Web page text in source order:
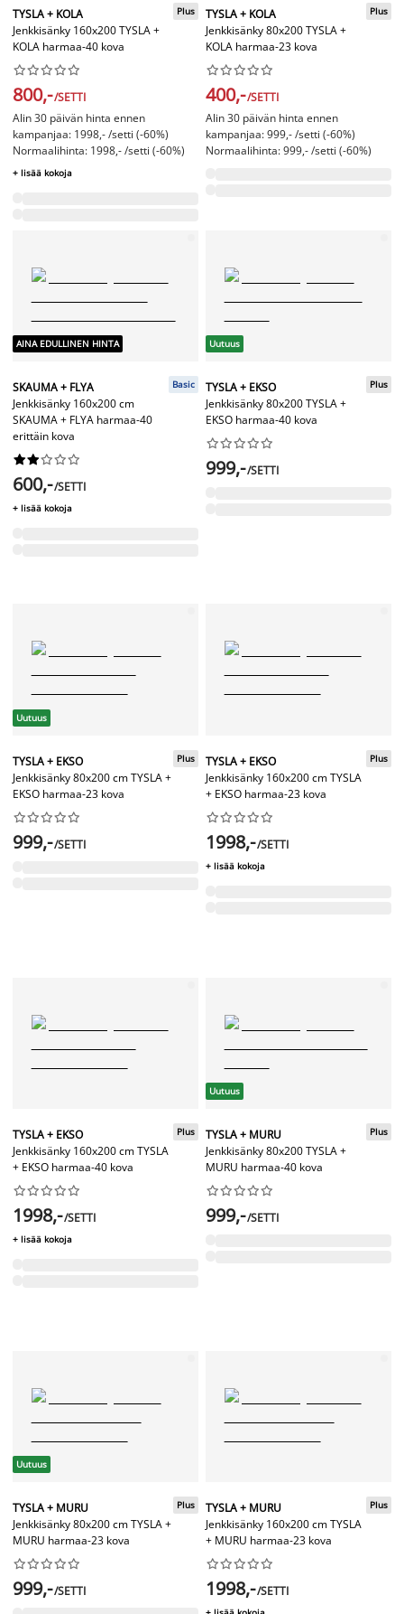
TYSLA + KOLA
Jenkkisänky 160x200 TYSLA +
KOLA harmaa-40 kova
Plus






800,-/SETTI
Alin 30 päivän hinta ennen
kampanjaa: 1998,- /setti (-60%)
Normaalihinta: 1998,- /setti (-60%)
+ lisää kokoja
TYSLA + KOLA
Jenkkisänky 80x200 TYSLA +
KOLA harmaa-23 kova
Plus






400,-/SETTI
Alin 30 päivän hinta ennen
kampanjaa: 999,- /setti (-60%)
Normaalihinta: 999,- /setti (-60%)
AINA EDULLINEN HINTA
SKAUMA + FLYA
Jenkkisänky 160x200 cm
SKAUMA + FLYA harmaa-40
erittäin kova
Basic






600,-/SETTI
+ lisää kokoja
Uutuus
TYSLA + EKSO
Jenkkisänky 80x200 TYSLA +
EKSO harmaa-40 kova
Plus






999,-/SETTI
Uutuus
TYSLA + EKSO
Jenkkisänky 80x200 cm TYSLA +
EKSO harmaa-23 kova
Plus






999,-/SETTI
TYSLA + EKSO
Jenkkisänky 160x200 cm TYSLA
+ EKSO harmaa-23 kova
Plus






1998,-/SETTI
+ lisää kokoja
TYSLA + EKSO
Jenkkisänky 160x200 cm TYSLA
+ EKSO harmaa-40 kova
Plus






1998,-/SETTI
+ lisää kokoja
Uutuus
TYSLA + MURU
Jenkkisänky 80x200 TYSLA +
MURU harmaa-40 kova
Plus






999,-/SETTI
Uutuus
TYSLA + MURU
Jenkkisänky 80x200 cm TYSLA +
MURU harmaa-23 kova
Plus






999,-/SETTI
TYSLA + MURU
Jenkkisänky 160x200 cm TYSLA
+ MURU harmaa-23 kova
Plus






1998,-/SETTI